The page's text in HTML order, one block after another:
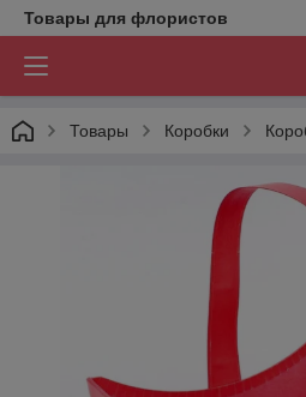
Товары для флористов
Товары Коробки